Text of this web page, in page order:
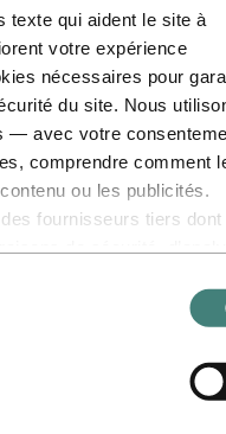
texte qui aident le site à
votre expérience
nécessaires pour
du site. Nous
— avec votre
comprendre comment
ou les publicités.
fournisseurs tiers dont
notre site avec d’autres
ou qu’ils ont collectées
est le Responsable du